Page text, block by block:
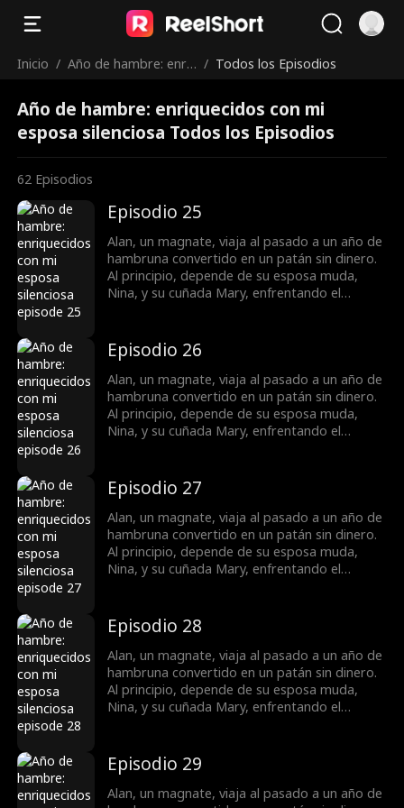
Inicio / Año de hambre: enri
osa silenciosa
/ Todos los Episodios
Año de hambre: enriquecidos con mi
esposa silenciosa Todos los Episodios
62 Episodios
Episodio 25
Alan, un magnate, viaja al pasado a un año de
hambruna convertido en un patán sin dinero.
Al principio, depende de su esposa muda,
Nina, y su cuñada Mary, enfrentando el
hierbas para sustentar a la familia e incluso
cura la mudez de Nina. Tras aliarse con Lily,
dueña de una farmacia, ayuda a los aldeanos
a recolectar medicinas y prosperar.
Episodio 26
Alan, un magnate, viaja al pasado a un año de
hambruna convertido en un patán sin dinero.
Al principio, depende de su esposa muda,
Nina, y su cuñada Mary, enfrentando el
hierbas para sustentar a la familia e incluso
cura la mudez de Nina. Tras aliarse con Lily,
dueña de una farmacia, ayuda a los aldeanos
a recolectar medicinas y prosperar.
Episodio 27
Alan, un magnate, viaja al pasado a un año de
hambruna convertido en un patán sin dinero.
Al principio, depende de su esposa muda,
Nina, y su cuñada Mary, enfrentando el
hierbas para sustentar a la familia e incluso
cura la mudez de Nina. Tras aliarse con Lily,
dueña de una farmacia, ayuda a los aldeanos
a recolectar medicinas y prosperar.
Episodio 28
Alan, un magnate, viaja al pasado a un año de
hambruna convertido en un patán sin dinero.
Al principio, depende de su esposa muda,
Nina, y su cuñada Mary, enfrentando el
hierbas para sustentar a la familia e incluso
cura la mudez de Nina. Tras aliarse con Lily,
dueña de una farmacia, ayuda a los aldeanos
Episodio 29
Alan, un magnate, viaja al pasado a un año de